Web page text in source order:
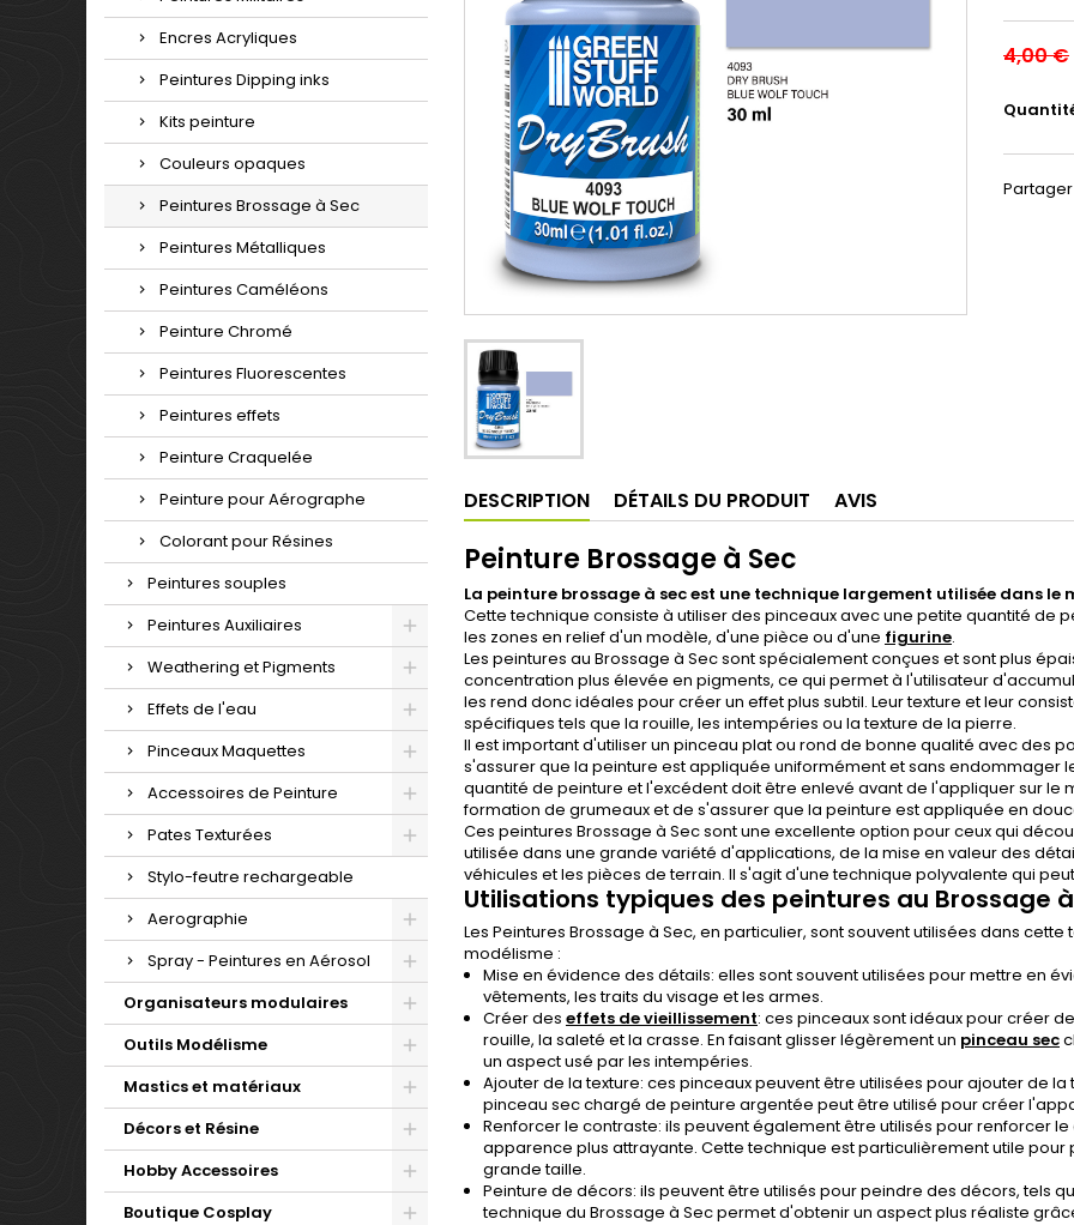
Encres Acryliques
Peintures Dipping inks
Kits peinture
Couleurs opaques
Peintures Brossage à Sec
Peintures Métalliques
Peintures Caméléons
Peinture Chromé
Peintures Fluorescentes
Peintures effets
Peinture Craquelée
Peinture pour Aérographe
Colorant pour Résines
Peintures souples
Peintures Auxiliaires
Weathering et Pigments
Effets de l'eau
Pinceaux Maquettes
Accessoires de Peinture
Pates Texturées
Stylo-feutre rechargeable
Aerographie
Spray - Peintures en Aérosol
Organisateurs modulaires
Outils Modélisme
Mastics et matériaux
Décors et Résine
Hobby Accessoires
Boutique Cosplay
4,00 €
Partager
DESCRIPTION DÉTAILS DU PRODUIT AVIS
Peinture Brossage à Sec
La peinture brossage à sec est une technique largement utilisée dans
Cette technique consiste à utiliser des pinceaux avec une petite quantité de
les zones en relief d'un modèle, d'une pièce ou d'une figurine.
Les peintures au Brossage à Sec sont spécialement conçues et sont plus
concentration plus élevée en pigments, ce qui permet à l'utilisateur
les rend donc idéales pour créer un effet plus subtil. Leur texture et leur
spécifiques tels que la rouille, les intempéries ou la texture de la pierre.
Il est important d'utiliser un pinceau plat ou rond de bonne qualité avec des
s'assurer que la peinture est appliquée uniformément et sans endommager
quantité de peinture et l'excédent doit être enlevé avant de l'appliquer sur
formation de grumeaux et de s'assurer que la peinture est appliquée en
Ces peintures Brossage à Sec sont une excellente option pour ceux qui
utilisée dans une grande variété d'applications, de la mise en valeur des
véhicules et les pièces de terrain. Il s'agit d'une technique polyvalente qui
Utilisations typiques des peintures au Brossage
Les Peintures Brossage à Sec, en particulier, sont souvent utilisées dans
modélisme :
Mise en évidence des détails: elles sont souvent utilisées pour mettre en
vêtements, les traits du visage et les armes.
Créer des effets de vieillissement: ces pinceaux sont idéaux pour créer
rouille, la saleté et la crasse. En faisant glisser légèrement un pinceau sec
un aspect usé par les intempéries.
Ajouter de la texture: ces pinceaux peuvent être utilisées pour ajouter de
pinceau sec chargé de peinture argentée peut être utilisé pour créer
Renforcer le contraste: ils peuvent également être utilisés pour renforcer
apparence plus attrayante. Cette technique est particulièrement utile
grande taille.
Peinture de décors: ils peuvent être utilisés pour peindre des décors, tels
technique du Brossage à Sec permet d'obtenir un aspect plus réaliste